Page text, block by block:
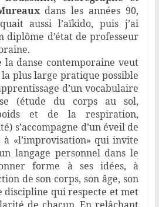
dans les années 90,
aussi l’aïkido, puis j’ai
diplôme d’état de professeur
la danse contemporaine veut
plus large pratique possible
d’un vocabulaire
(étude du corps au sol,
et de la respiration,
s’accompagne d’un éveil de
«l’improvisation» qui invite
langage personnel dans le
forme à ses idées, à
de son corps, son âge, son
discipline qui respecte et met